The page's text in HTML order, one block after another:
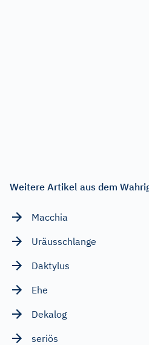
Weitere Artikel aus dem
Macchia
Uräusschlange
Daktylus
Ehe
Dekalog
seriös